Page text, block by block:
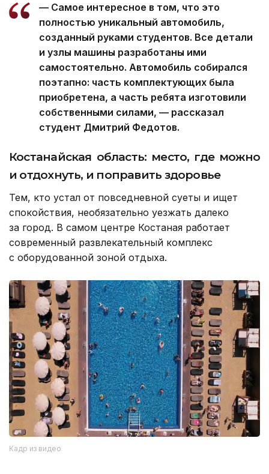
— Самое интересное в том, что это
полностью уникальный автомобиль,
созданный руками студентов. Все детали
и узлы машины разработаны ими
самостоятельно. Автомобиль собирался
поэтапно: часть комплектующих была
приобретена, а часть ребята изготовили
собственными силами, — рассказал
студент Дмитрий Федотов.
Костанайская область: место, где можно
и отдохнуть, и поправить здоровье
Тем, кто устал от повседневной суеты и ищет
спокойствия, необязательно уезжать далеко
за город. В самом центре Костаная работает
современный развлекательный комплекс
с оборудованной зоной отдыха.
Кадр из видео